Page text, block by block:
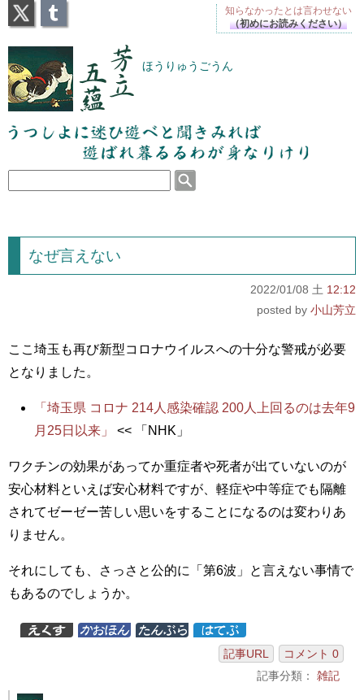
芳立五蘊 ほうりゅうごうん
うつしよに迷ひ遊べと聞きみれば遊ばれ暮るるわが
身なりけり
なぜ言えない
2022/01/08 土 12:12
小山芳立
ここ埼玉も再び新型コロナウイルスへの十分な警戒が必要
となりました。
「埼玉県 コロナ 214人感染確認 200人上回るのは去年9
月25日以来」
<< 「NHK」
ワクチンの効果があってか重症者や死者が出ていないのが
安心材料といえば安心材料ですが、軽症や中等症でも隔離
されてゼーゼー苦しい思いをすることになるのは変わりあ
りません。
それにしても、さっさと公的に「第6波」と言えない事情で
もあるのでしょうか。
記事URL
コメント 0
記事分類： 雑記
知らなかったとは言わせない
（初めにお読みください）
X Tumblr